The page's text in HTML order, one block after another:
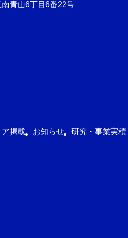
青山6丁目6番22号
ア掲載 お知らせ 研究・事業実積